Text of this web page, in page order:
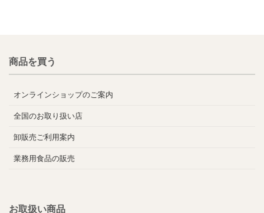
商品を買う
オンラインショップのご案内
全国のお取り扱い店
卸販売ご利用案内
業務用食品の販売
お取扱い商品